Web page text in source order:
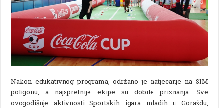
Nakon edukativnog programa, održano je natjecanje na SIM
poligonu, a najspretnije ekipe su dobile priznanja. Sve
ovogodišnje aktivnosti Sportskih igara mladih u Goraždu,